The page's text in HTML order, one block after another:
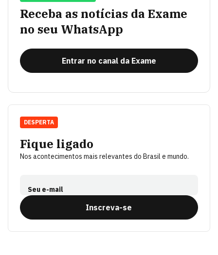
Receba as notícias da Exame
no seu WhatsApp
Entrar no canal da Exame
Fique ligado
Nos acontecimentos mais relevantes do Brasil e mundo.
Seu e-mail
Inscreva-se
DESPERTA